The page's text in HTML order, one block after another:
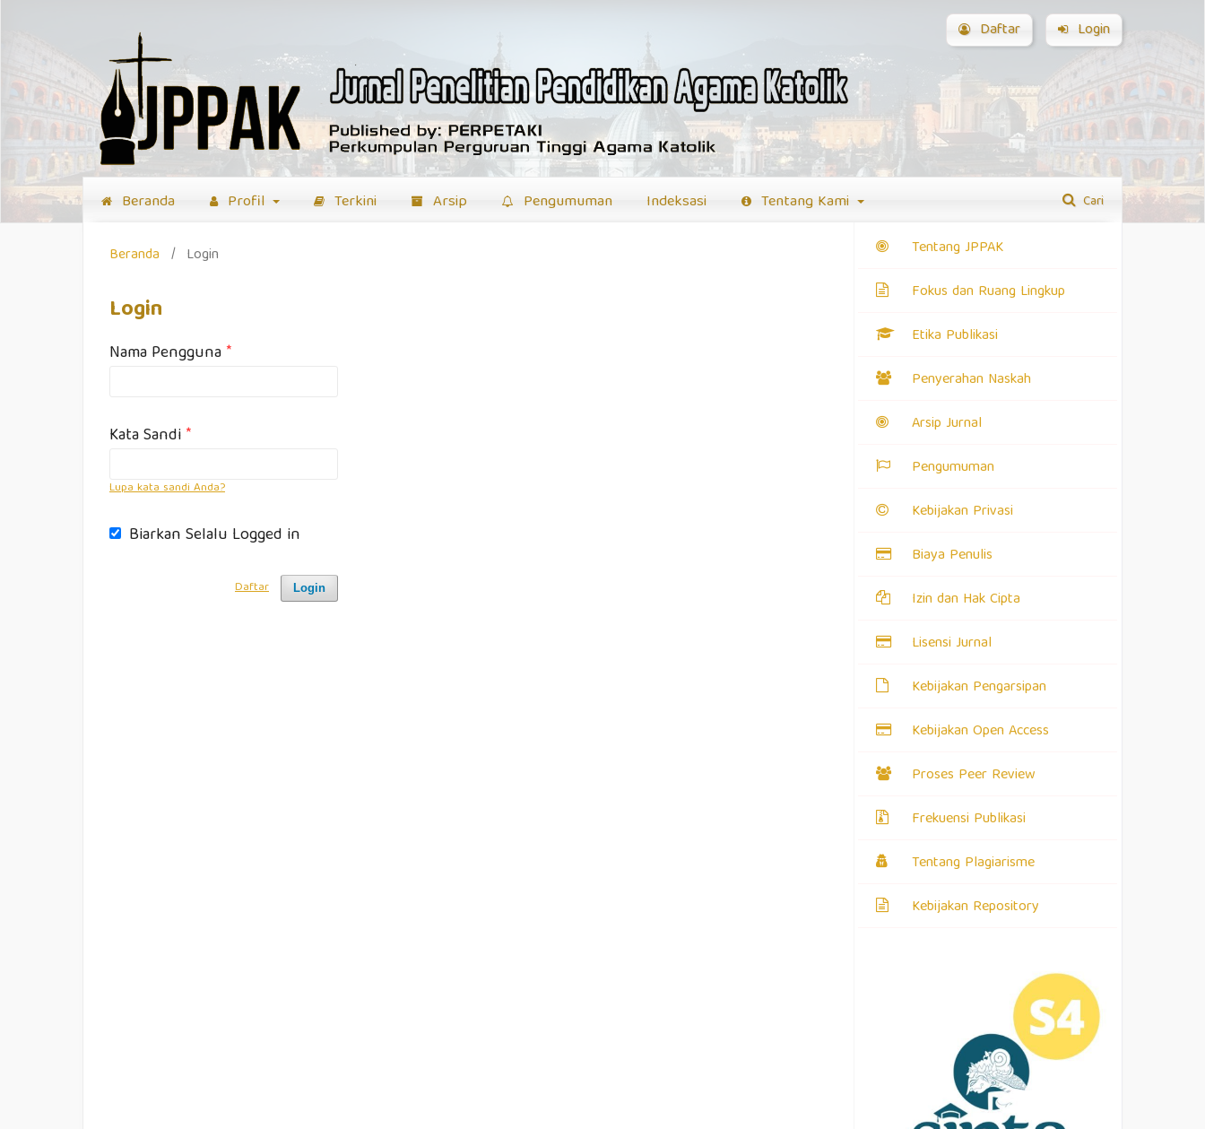
Beranda Profil Terkini Arsip Pengumuman Indeksasi Tentang Kami Cari
Daftar Login
Beranda / Login
Login
Nama Pengguna*
Kata Sandi*
Lupa kata sandi Anda?
Biarkan Selalu Logged in
Login
Daftar
Tentang JPPAK
Fokus dan Ruang Lingkup
Etika Publikasi
Penyerahan Naskah
Arsip Jurnal
Pengumuman
Kebijakan Privasi
Biaya Penulis
Izin dan Hak Cipta
Lisensi Jurnal
Kebijakan Pengarsipan
Kebijakan Open Access
Proses Peer Review
Frekuensi Publikasi
Tentang Plagiarisme
Kebijakan Repository